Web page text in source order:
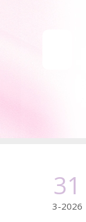
31
3-2026